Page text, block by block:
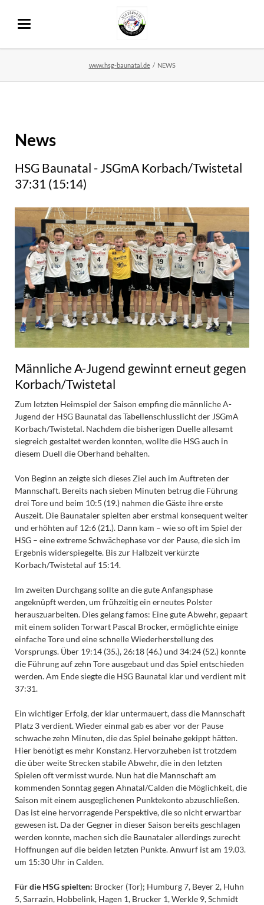
www.hsg-baunatal.de NEWS
News
HSG Baunatal - JSGmA Korbach/Twistetal
37:31 (15:14)
Männliche A-Jugend gewinnt erneut gegen
Korbach/Twistetal
Zum letzten Heimspiel der Saison empfing die männliche A-
Jugend der HSG Baunatal das Tabellenschlusslicht der JSGmA
Korbach/Twistetal. Nachdem die bisherigen Duelle allesamt
siegreich gestaltet werden konnten, wollte die HSG auch in
diesem Duell die Oberhand behalten.
Von Beginn an zeigte sich dieses Ziel auch im Auftreten der
Mannschaft. Bereits nach sieben Minuten betrug die Führung
drei Tore und beim 10:5 (19.) nahmen die Gäste ihre erste
Auszeit. Die Baunataler spielten aber erstmal konsequent weiter
und erhöhten auf 12:6 (21.). Dann kam – wie so oft im Spiel der
HSG – eine extreme Schwächephase vor der Pause, die sich im
Ergebnis widerspiegelte. Bis zur Halbzeit verkürzte
Korbach/Twistetal auf 15:14.
Im zweiten Durchgang sollte an die gute Anfangsphase
angeknüpft werden, um frühzeitig ein erneutes Polster
herauszuarbeiten. Dies gelang famos: Eine gute Abwehr, gepaart
mit einem soliden Torwart Pascal Brocker, ermöglichte einige
einfache Tore und eine schnelle Wiederherstellung des
Vorsprungs. Über 19:14 (35.), 26:18 (46.) und 34:24 (52.) konnte
die Führung auf zehn Tore ausgebaut und das Spiel entschieden
werden. Am Ende siegte die HSG Baunatal klar und verdient mit
37:31.
Ein wichtiger Erfolg, der klar untermauert, dass die Mannschaft
Platz 3 verdient. Wieder einmal gab es aber vor der Pause
schwache zehn Minuten, die das Spiel beinahe gekippt hätten.
Hier benötigt es mehr Konstanz. Hervorzuheben ist trotzdem
die über weite Strecken stabile Abwehr, die in den letzten
Spielen oft vermisst wurde. Nun hat die Mannschaft am
kommenden Sonntag gegen Ahnatal/Calden die Möglichkeit, die
Saison mit einem ausgeglichenen Punktekonto abzuschließen.
Das ist eine hervorragende Perspektive, die so nicht erwartbar
gewesen ist. Da der Gegner in dieser Saison bereits geschlagen
werden konnte, machen sich die Baunataler allerdings zurecht
Hoffnungen auf die beiden letzten Punkte. Anwurf ist am 19.03.
um 15:30 Uhr in Calden.
Für die HSG spielten: Brocker (Tor); Humburg 7, Beyer 2, Huhn
5, Sarrazin, Hobbelink, Hagen 1, Brucker 1, Werkle 9, Schmidt